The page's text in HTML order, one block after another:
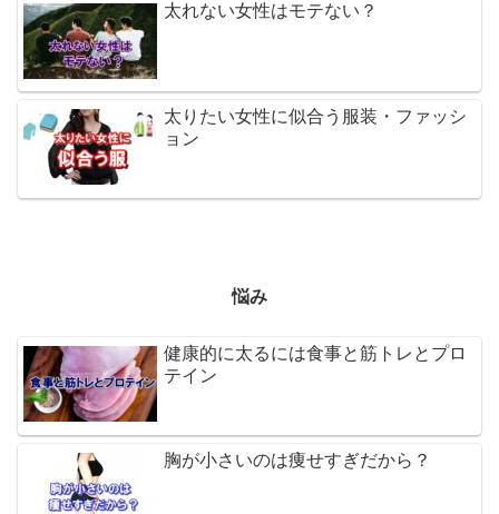
太れない女性はモテない？
太りたい女性に似合う服装・ファッシ
ョン
悩み
健康的に太るには食事と筋トレとプロ
テイン
胸が小さいのは痩せすぎだから？